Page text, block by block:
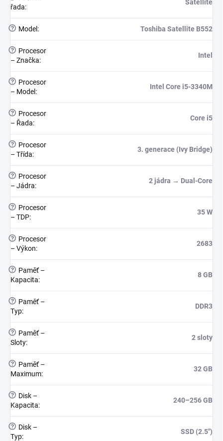
řada:
Satellite
? Model : Toshiba Satellite B552
?
Procesor
– Značka:
Intel
?
Procesor
– Model :
Intel Core i5-3340M
?
Procesor
– Řada:
Core i5
?
Procesor
– Třída:
3. generace (Ivy Bridge)
?
Procesor
– Jádra:
2 jádra → Dual-Core
?
Procesor
– TDP:
35 W
?
Procesor
– Výkon:
2683
?
Paměť –
Kapacita:
8 GB
?
Paměť –
Typ:
DDR3
?
Paměť –
Sloty:
2 sloty
?
Paměť –
Maximum:
32 GB
?
Disk –
Kapacita:
240–256 GB
?
Disk –
Typ:
SSD (2.5")